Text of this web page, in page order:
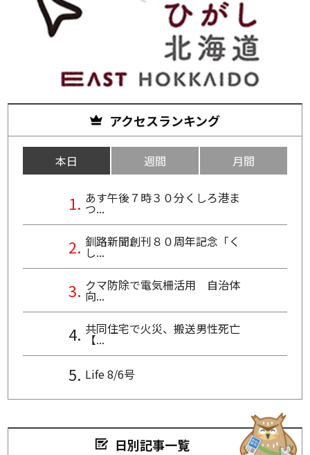
アクセスランキング
本日 週間 月間
あす午後７時３０分くしろ港ま
つ...
釧路新聞創刊８０周年記念「く
し...
クマ防除で電気柵活用 自治体
向...
共同住宅で火災、搬送男性死亡
【...
Life 8/6号
日別記事一覧